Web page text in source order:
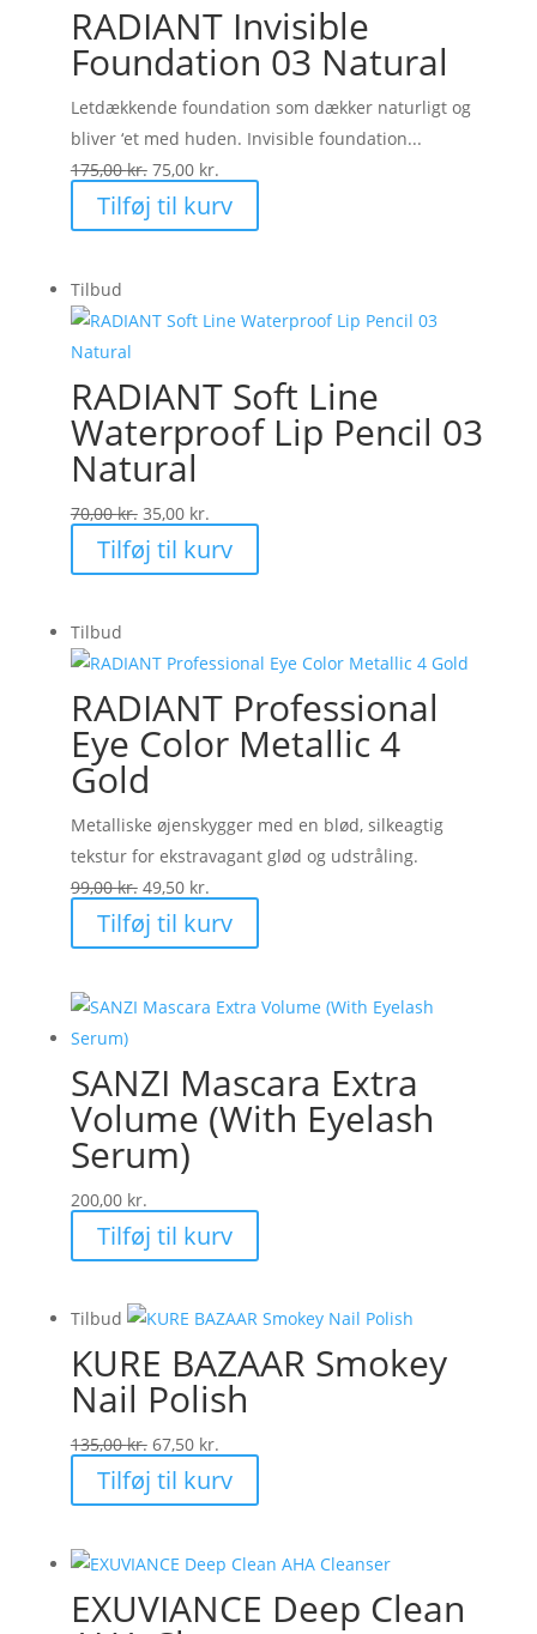
RADIANT Invisible
Foundation 03 Natural
Letdækkende foundation som dækker naturligt og
bliver ‘et med huden. Invisible foundation...
175,00kr. Den
oprindelige
pris
75,00 kr.Den
aktuelle
pris
Tilføj til kurv
Tilbud
RADIANT Soft Line
Waterproof Lip Pencil 03
Natural
70,00kr. Den
oprindelige
pris
35,00 kr.
aktuelle
pris
Tilføj til kurv
Tilbud
RADIANT Professional
Eye Color Metallic 4
Gold
Metalliske øjenskygger med en blød, silkeagtig
tekstur for ekstravagant glød og udstråling.
99,00kr. Den
oprindelige
pris
99,00 kr..
49,50 kr.Den
aktuelle
pris
49,50 kr..
Tilføj til kurv
SANZI Mascara Extra
Volume (With Eyelash
Serum)
200,00 kr.
Tilføj til kurv
Tilbud
KURE BAZAAR Smokey
Nail Polish
135,00kr. Den
oprindelige
pris
135,00 kr..
67,50 kr.Den
aktuelle
pris
67,50 kr..
Tilføj til kurv
EXUVIANCE Deep Clean